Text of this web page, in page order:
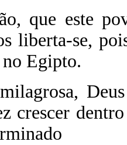
que este
liberta-se,
Egipto.
crescer